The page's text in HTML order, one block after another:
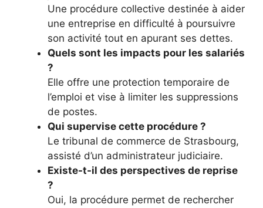
Une procédure collective destinée à aider
une entreprise en difficulté à poursuivre
son activité tout en apurant ses dettes.
Quels sont les impacts pour les salariés
?
Elle offre une protection temporaire de
l’emploi et vise à limiter les suppressions
de postes.
Qui supervise cette procédure ?
Le tribunal de commerce de Strasbourg,
assisté d’un administrateur judiciaire.
Existe-t-il des perspectives de reprise
?
Oui, la procédure permet de rechercher